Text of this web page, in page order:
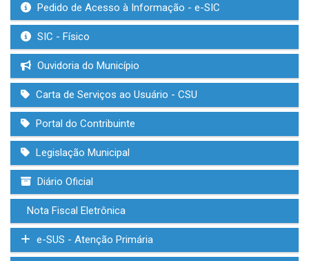
Pedido de Acesso à Informação - e-SIC
SIC - Físico
Ouvidoria do Município
Carta de Serviços ao Usuário - CSU
Portal do Contribuinte
Legislação Municipal
Diário Oficial
Nota Fiscal Eletrônica
e-SUS - Atenção Primária